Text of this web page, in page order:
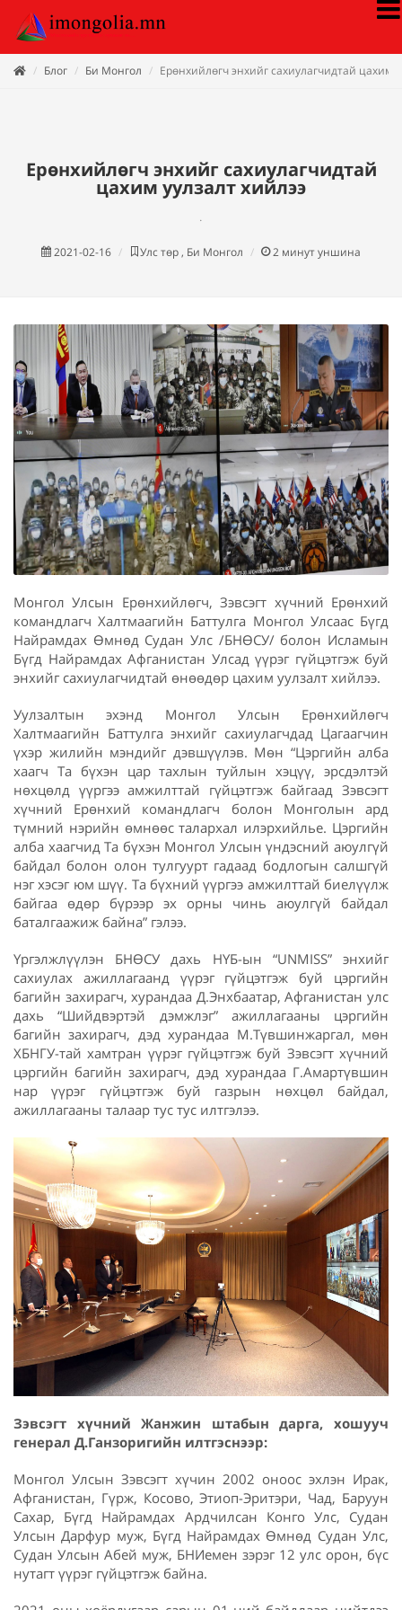
Блог Би Монгол Ерөнхийлөгч энхийг сахиулагчидтай цахим
Ерөнхийлөгч энхийг сахиулагчидтай
цахим уулзалт хийлээ
.
2021-02-16 Улс төр , Би Монгол 2 минут уншина
Монгол Улсын Ерөнхийлөгч, Зэвсэгт хүчний Ерөнхий
командлагч Халтмаагийн Баттулга Монгол Улсаас Бүгд
Найрамдах Өмнөд Судан Улс /БНӨСУ/ болон Исламын
Бүгд Найрамдах Афганистан Улсад үүрэг гүйцэтгэж буй
энхийг сахиулагчидтай өнөөдөр цахим уулзалт хийлээ.
Уулзалтын эхэнд Монгол Улсын Ерөнхийлөгч
Халтмаагийн Баттулга энхийг сахиулагчдад Цагаагчин
үхэр жилийн мэндийг дэвшүүлэв. Мөн “Цэргийн алба
хаагч Та бүхэн цар тахлын туйлын хэцүү, эрсдэлтэй
нөхцөлд үүргээ амжилттай гүйцэтгэж байгаад Зэвсэгт
хүчний Ерөнхий командлагч болон Монголын ард
түмний нэрийн өмнөөс талархал илэрхийлье. Цэргийн
алба хаагчид Та бүхэн Монгол Улсын үндэсний аюулгүй
байдал болон олон тулгуурт гадаад бодлогын салшгүй
нэг хэсэг юм шүү. Та бүхний үүргээ амжилттай биелүүлж
байгаа өдөр бүрээр эх орны чинь аюулгүй байдал
баталгаажиж байна” гэлээ.
Үргэлжлүүлэн БНӨСУ дахь НҮБ-ын “UNMISS” энхийг
сахиулах ажиллагаанд үүрэг гүйцэтгэж буй цэргийн
багийн захирагч, хурандаа Д.Энхбаатар, Афганистан улс
дахь “Шийдвэртэй дэмжлэг” ажиллагааны цэргийн
багийн захирагч, дэд хурандаа М.Түвшинжаргал, мөн
ХБНГУ-тай хамтран үүрэг гүйцэтгэж буй Зэвсэгт хүчний
цэргийн багийн захирагч, дэд хурандаа Г.Амартүвшин
нар үүрэг гүйцэтгэж буй газрын нөхцөл байдал,
ажиллагааны талаар тус тус илтгэлээ.
Зэвсэгт хүчний Жанжин штабын дарга, хошууч
генерал Д.Ганзоригийн илтгэснээр:
Монгол Улсын Зэвсэгт хүчин 2002 оноос эхлэн Ирак,
Афганистан, Гүрж, Косово, Этиоп-Эритэри, Чад, Баруун
Сахар, Бүгд Найрамдах Ардчилсан Конго Улс, Судан
Улсын Дарфур муж, Бүгд Найрамдах Өмнөд Судан Улс,
Судан Улсын Абей муж, БНИемен зэрэг 12 улс орон, бүс
нутагт үүрэг гүйцэтгэж байна.